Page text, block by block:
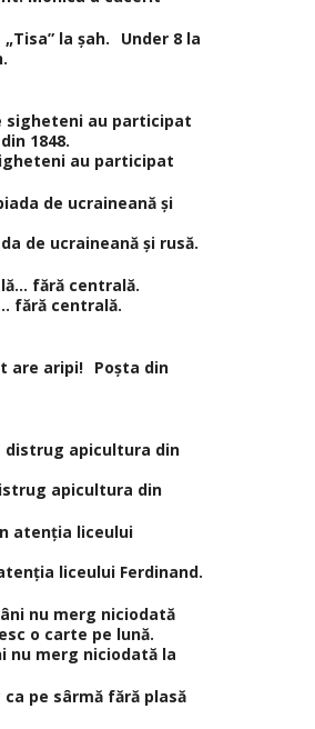
Under 8 la
au participat
de ucraineană şi rusă.
fără centrală.
Poşta din
apicultura din
liceului Ferdinand.
nu merg niciodată la